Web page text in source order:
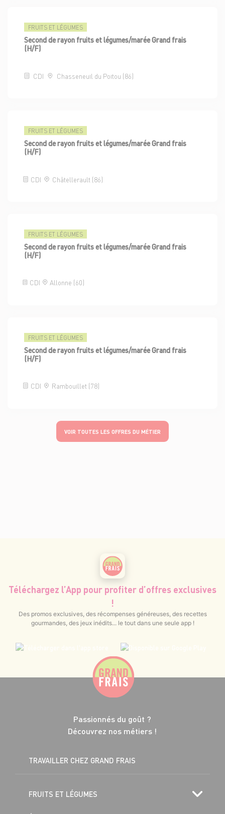
FRUITS ET LÉGUMES
Second de rayon fruits et légumes/marée Grand frais
(H/F)
CDI Chasseneuil du Poitou (86)
FRUITS ET LÉGUMES
Second de rayon fruits et légumes/marée Grand frais
(H/F)
CDI Châtellerault (86)
FRUITS ET LÉGUMES
Second de rayon fruits et légumes/marée Grand frais
(H/F)
CDI Allonne (60)
FRUITS ET LÉGUMES
Second de rayon fruits et légumes/marée Grand frais
(H/F)
CDI Rambouillet (78)
VOIR TOUTES LES OFFRES DU MÉTIER
Téléchargez l’App pour profiter d’offres exclusives
!
Des promos exclusives, des récompenses généreuses, des recettes
gourmandes, des jeux inédits... le tout dans une seule app !
Passionnés du goût ?
Découvrez nos métiers !
TRAVAILLER CHEZ GRAND FRAIS
FRUITS ET LÉGUMES